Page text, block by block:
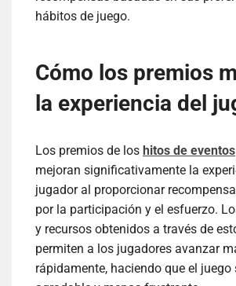
hábitos de juego.
Cómo los premios
la experiencia del
Los premios de los hitos de eventos
mejoran significativamente la
jugador al proporcionar
por la participación y el esfuerzo.
y recursos obtenidos a través de
permiten a los jugadores avanzar
rápidamente, haciendo que el juego